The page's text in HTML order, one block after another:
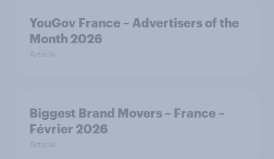
YouGov France – Advertisers of the
Month 2026
Article
Biggest Brand Movers – France –
Février 2026
Article